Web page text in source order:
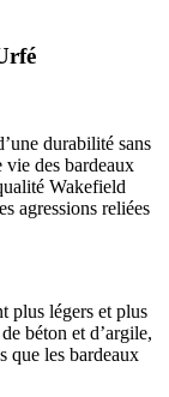
durabilité sans
vie des bardeaux
Wakefield
agressions reliées
plus légers et plus
béton et d’argile,
que les bardeaux